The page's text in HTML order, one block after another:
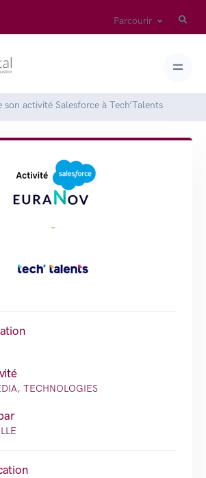
Parcourir
son activité Salesforce à Tech’Talents
-
TECHNOLOGIES